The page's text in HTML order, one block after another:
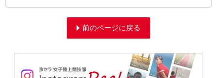
前のページに戻る